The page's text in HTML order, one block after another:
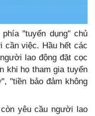
"tuyển dụng" chủ
cần việc. Hầu hết các
lao động đặt cọc
khi họ tham gia tuyển
"tiền bảo đảm không
yêu cầu người lao